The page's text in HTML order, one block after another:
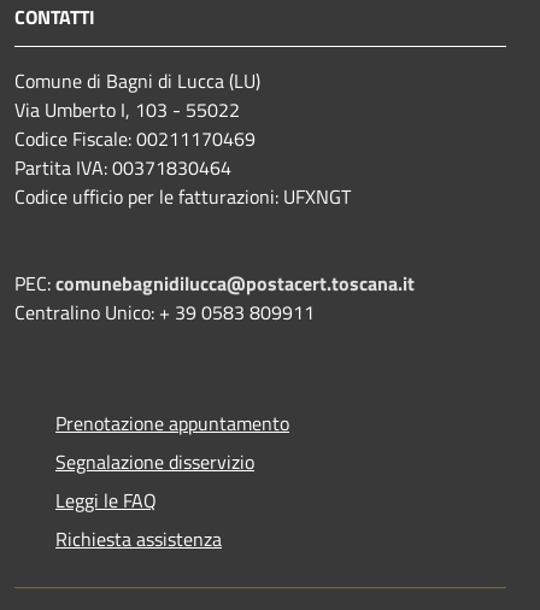
CONTATTI
Comune di Bagni di Lucca (LU)
Via Umberto I, 103 - 55022
Codice Fiscale: 00211170469
Partita IVA: 00371830464
Codice ufficio per le fatturazioni: UFXNGT
PEC:comunebagnidilucca@postacert.toscana.it
Centralino Unico: + 39 0583 809911
Prenotazione appuntamento
Segnalazione disservizio
Leggi le FAQ
Richiesta assistenza